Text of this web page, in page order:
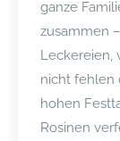
ganze
zusammen
Leckereien,
nicht fehlen
hohen
Rosinen